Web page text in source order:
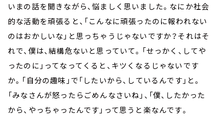
いまの話を聞きながら、悩ましく思いました。なにか社会
的な活動を頑張ると、「こんなに頑張ったのに報われない
のはおかしいな」と思っちゃうじゃないですか？それはそ
れで、僕は、結構危ないと思っていて。「せっかく、してや
ったのに」ってなってくると、キツくなるじゃないです
か。「自分の趣味」で「したいから、しているんです」と。
「みなさんが怒ったらごめんなさいね」、「僕、したかった
から、やっちゃったんです」って思うと楽なんです。